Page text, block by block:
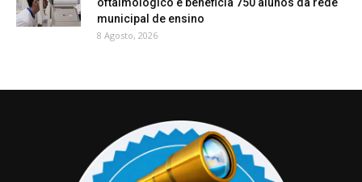
municipal de ensino
8 Agosto, 2026